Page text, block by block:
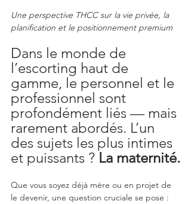
Une perspective THCC sur la vie privée, la
planification et le positionnement premium
Dans le monde de
l’escorting haut de
gamme, le personnel et le
professionnel sont
profondément liés — mais
rarement abordés. L’un
des sujets les plus intimes
et puissants ? La maternité.
Que vous soyez déjà mère ou en projet de
le devenir, une question cruciale se pose :